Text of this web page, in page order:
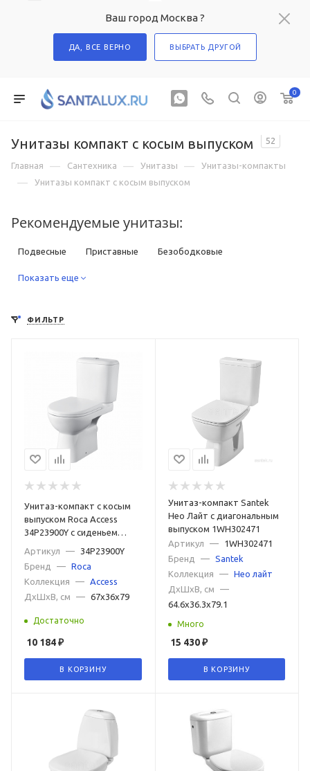
Ваш город Москва ?
ДА, ВСЕ ВЕРНО ВЫБРАТЬ ДРУГОЙ
0
Унитазы компакт с косым выпуском 52
Главная — Сантехника — Унитазы — Унитазы-компакты
— Унитазы компакт с косым выпуском
Рекомендуемые унитазы:
Подвесные Приставные Безободковые
Компакты С функцией биде
Маленькие Недорогие
С вертикальным выпуском
С горизонтальным выпуском С косым выпуском
Керамические Фарфоровые
Из нержавеющей стали Для дачи
Для пожилых людей Для инвалидов Для детей
Ретро
Современные
Розовые Серые Зеленые Красные
Черные матовые Белые
Воронкообразные С микролифтом
С двумя кнопками слива С антивсплеском
С антигрязевым покрытием С двойным сливом
С полочкой Без бачка
Показать еще
ФИЛЬТР
Унитаз-компакт с косым
выпуском Roca Access
34P23900Y с сиденьем
Артикул —
34P23900Y
Бренд
— Roca
Коллекция
—
Access
ДxШxВ, см
— 67x36x79
Достаточно
10 184₽
В КОРЗИНУ
Унитаз-компакт Santek
Нео Лайт с диагональным
выпуском 1WH302471
Артикул
—
1WH302471
Бренд
—
Santek
Коллекция
—
Нео лайт
ДxШxВ, см
—
64.6x36.3x79.1
Много
15 430₽
В КОРЗИНУ